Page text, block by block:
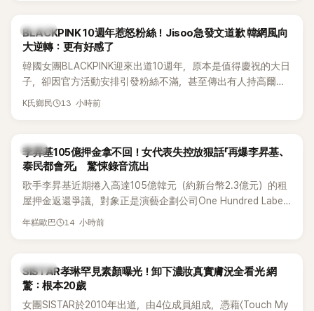
K-POP
BLACKPINK 10週年惹怒粉絲！Jisoo急發文道歉 韓網風向
大逆轉：更有好感了
韓國女團BLACKPINK迎來出道10週年，原本是值得慶祝的大日
子，卻因官方活動安排引發粉絲不滿，甚至傳出有人持高爾夫
球桿到YG娛樂大樓鬧事。Jisoo今（8日）也親自發文向BLINK
K氏鄉民 13 小時前
韓星
李昇基105億押金拿不回！女代表失控放狠話「再爆李昇基、
泰民都會死」 驚悚錄音流出
歌手李昇基近期捲入高達105億韓元（約新台幣2.3億元）的租
屋押金返還爭議，對象正是演藝企劃公司One Hundred Label
代表車佳媛(차가원)。如今事件再掀風波，YouTuber李鎮浩公開
年糕歐巴 14 小時前
K-POP
SISTAR孝琳罕見素顏曝光！卸下濃妝真實膚況全看光 網
驚：根本20歲
女團SISTAR於2010年出道，由4位成員組成，憑藉〈Touch My